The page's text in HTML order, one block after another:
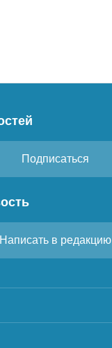
Подписаться
Написать в редакцию